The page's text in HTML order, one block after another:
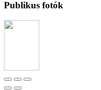
Publikus fotók